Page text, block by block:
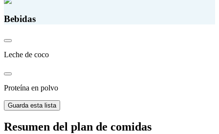
Bebidas
Leche de coco
Proteína en polvo
Guarda esta lista
Resumen del plan de comidas